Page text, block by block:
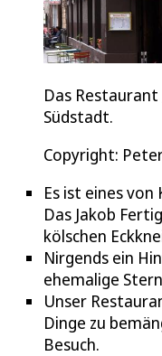
Das Restaurant
Südstadt.
Copyright:
Es ist eines
Das Jakob
kölschen
Nirgends ein
ehemalige
Unser
Dinge zu
Besuch.